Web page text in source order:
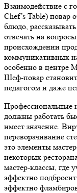
Взаимодействие с
Chef’s Table) повар
блюдо,
отвечать на
происхождении
коммуникативных
особенно в центре
Шеф-повар
педагогом и даже
Профессиональные
должны работать
имеет значение.
переворачивание
это элементы
некоторых
мастер-классы, где
эффектно
эффектно